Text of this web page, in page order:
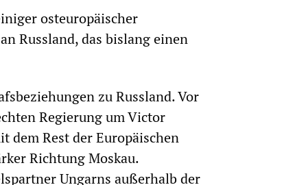
osteuropäischer
Russland, das bislang einen
zu Russland. Vor
Regierung um Victor
dem Rest der Europäischen
Richtung Moskau.
Ungarns außerhalb der